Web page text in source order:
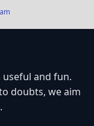
and fun.
doubts, we aim